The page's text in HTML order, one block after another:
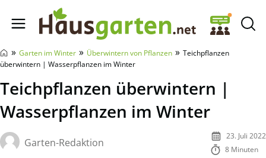
Hausgarten.net
» Garten im Winter » Überwintern von Pflanzen » Teichpflanzen
überwintern | Wasserpflanzen im Winter
Teichpflanzen überwintern |
Wasserpflanzen im Winter
Garten-Redaktion
23. Juli 2022
8 Minuten